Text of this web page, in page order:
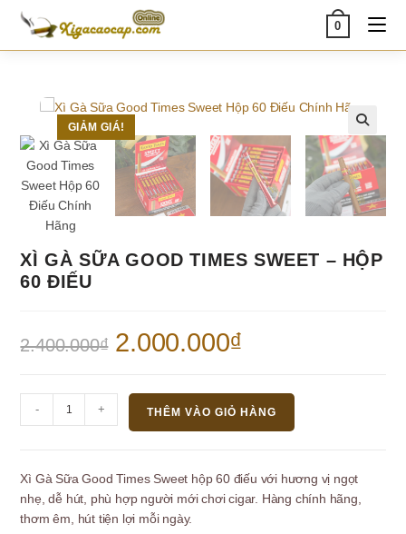
Skip
content
0
GIẢM GIÁ!
🔍
XÌ GÀ SỮA GOOD TIMES SWEET – HỘP
60 ĐIẾU
2.400.000₫ Giá
gốc
2.000.000₫
Gà
Times
Sweet
-
- + THÊM VÀO GIỎ HÀNG
Xì Gà Sữa Good Times Sweet hộp 60 điếu với hương vị ngọt
nhẹ, dễ hút, phù hợp người mới chơi cigar. Hàng chính hãng,
thơm êm, hút tiện lợi mỗi ngày.